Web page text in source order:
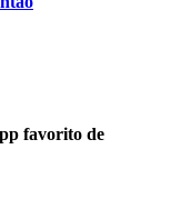
favorito de